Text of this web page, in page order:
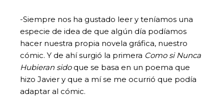
-Siempre nos ha gustado leer y teníamos una
especie de idea de que algún día podíamos
hacer nuestra propia novela gráfica, nuestro
cómic. Y de ahí surgió la primera Como si Nunca
Hubieran sidoque se basa en un poema que
hizo Javier y que a mí se me ocurrió que podía
adaptar al cómic.